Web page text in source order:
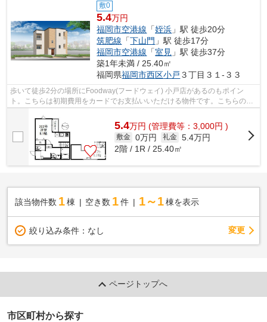
敷0
5.4万円
福岡市空港線 「姪浜 」駅 徒歩20分
筑肥線 「下山門 」駅 徒歩17分
福岡市空港線 「室見 」駅 徒歩37分
築1年未満 / 25.40㎡
福岡県福岡市西区小戸 ３丁目３１-３３
歩いて徒歩2分の場所にFoodway(フードウェイ) 小戸店があるのもポイン
ト。こちらは初期費用をカードでお支払いいただける物件です。こちらの物
5.4万円 (管理費等：3,000円 )
敷金 0万円 礼金 5.4万円
2階 / 1R / 25.40㎡
該当物件数 1棟 空き数 1 件 1～1 棟を表示
絞り込み条件： なし 変更
ページトップへ
市区町村から探す